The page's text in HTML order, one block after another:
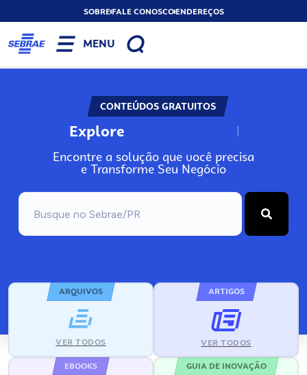
SOBREFALE CONOSCOENDEREÇOS
MENU
CONTEÚDOS GRATUITOS
Explore N
Encontre a solução que você precisa
e Transforme Seu Negócio
ARQUIVOS
VER TODOS
ARTIGOS
VER TODOS
EBOOKS GUIA DE INOVAÇÃO